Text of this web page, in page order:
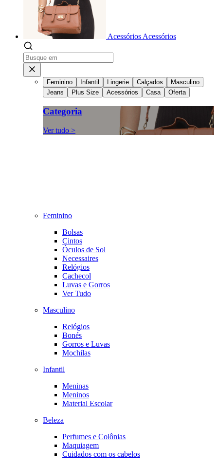
Acessórios Acessórios
Feminino Infantil Lingerie Calçados
Masculino
Jeans
Plus Size Acessórios Casa Oferta
Categoria
Ver tudo >
Feminino
Bolsas
Cintos
Óculos de Sol
Necessaires
Relógios
Cachecol
Luvas e Gorros
Ver Tudo
Masculino
Relógios
Bonés
Gorros e Luvas
Mochilas
Infantil
Meninas
Meninos
Material Escolar
Beleza
Perfumes e Colônias
Maquiagem
Cuidados com os cabelos